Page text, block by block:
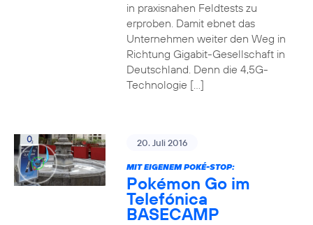
in praxisnahen Feldtests zu
erproben. Damit ebnet das
Unternehmen weiter den Weg in
Richtung Gigabit-Gesellschaft in
Deutschland. Denn die 4,5G-
Technologie […]
20. Juli 2016
MIT EIGENEM POKÉ-STOP:
Pokémon Go im
Telefónica
BASECAMP